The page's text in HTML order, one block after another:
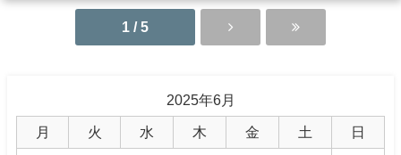
1 / 5
2025年6月
月 火 水 木 金 土 日